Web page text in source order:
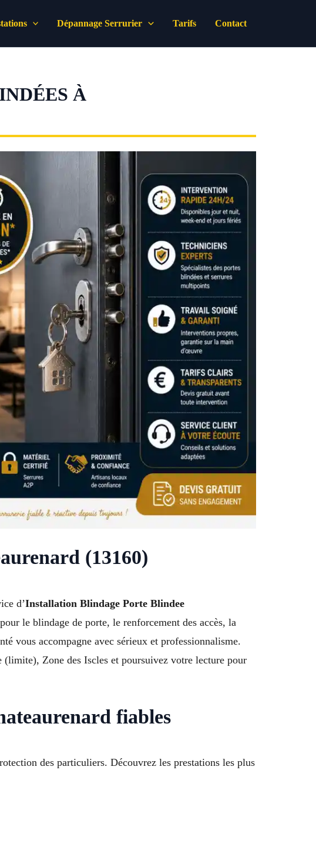
Dépannage Serrurier Tarifs Contact
À
(13160)
d’Installation Blindage Porte Blindee
le blindage de porte, le renforcement des accès, la
vous accompagne avec sérieux et professionnalisme.
Zone des Iscles et poursuivez votre lecture pour
fiables
des particuliers. Découvrez les prestations les plus